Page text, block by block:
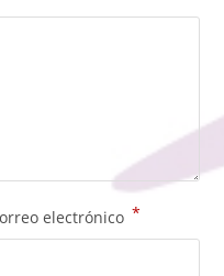
electrónico *